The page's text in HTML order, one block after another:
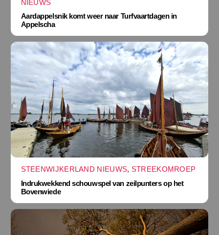
NIEUWS
Aardappelsnik komt weer naar Turfvaartdagen in
Appelscha
STEENWIJKERLAND NIEUWS, STREEKOMROEP
Indrukwekkend schouwspel van zeilpunters op het
Bovenwiede